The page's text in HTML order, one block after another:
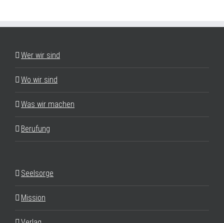
Wer wir sind
Wo wir sind
Was wir machen
Berufung
Seelsorge
Mission